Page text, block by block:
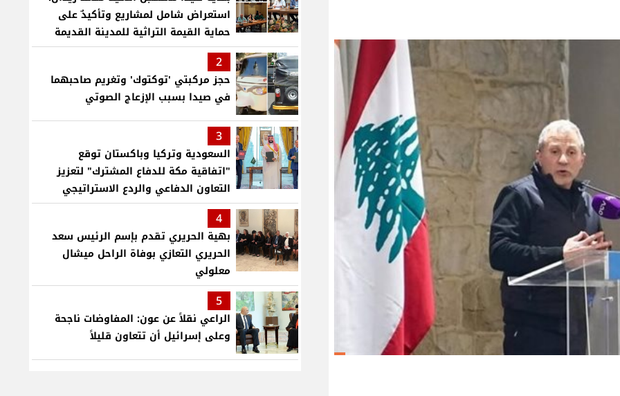
استعراض شامل لمشاريع وتأكيدٌ على
حماية القيمة التراثية للمدينة القديمة
2
حجز مركبتي 'توكتوك' وتغريم صاحبهما
في صيدا بسبب الإزعاج الصوتي
3
السعودية وتركيا وباكستان توقع
"اتفاقية مكة للدفاع المشترك" لتعزيز
التعاون الدفاعي والردع الاستراتيجي
4
بهية الحريري تقدم بإسم الرئيس سعد
الحريري التعازي بوفاة الراحل ميشال
معلولي
5
الراعي نقلاً عن عون: المفاوضات ناجحة
وعلى إسرائيل أن تتعاون قليلاً